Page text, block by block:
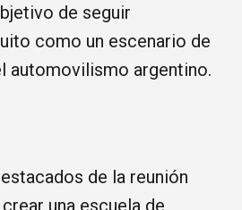
de seguir
como un escenario de
automovilismo argentino.
de la reunión
una escuela de